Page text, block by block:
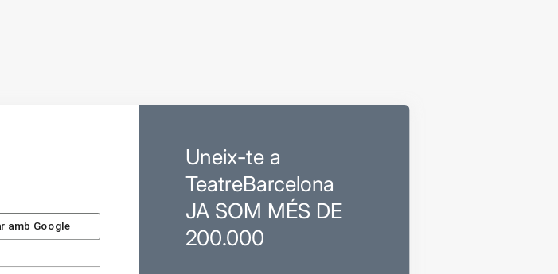
amb Google
Uneix-te a
TeatreBarcelona
JA SOM MÉS DE
200.000